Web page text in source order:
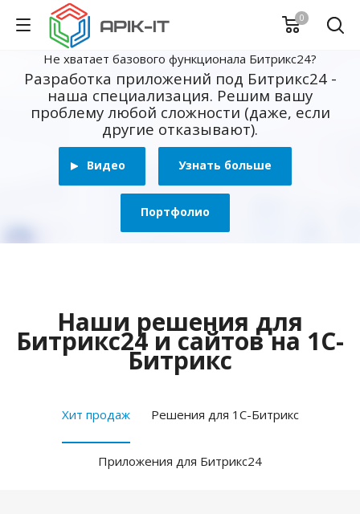
0
Не хватает базового функционала Битрикс24?
Разработка приложений под Битрикс24 -
наша специализация. Решим вашу
проблему любой сложности (даже, если
другие отказывают).
Видео Узнать больше
Портфолио
Наши решения для
Битрикс24 и сайтов на 1С-
Битрикс
Хит продаж Решения для 1С-Битрикс
Приложения для Битрикс24